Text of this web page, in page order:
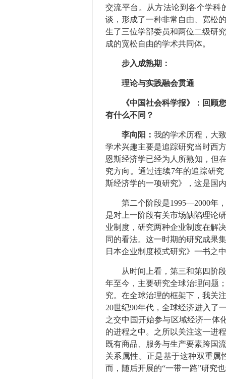
交流平台。从方法论到各个学科
谈，形成了一种非常自由、宽松
生了三位学部委员和两位二级研
成的宽松自由的学术共同体。
步入成熟期：
理论与实践融会贯通
《中国社会科学报》：回顾您
有什么不同？
李向阳： 我的学术历程，大
学术兴趣主要是追踪研究当时西
恩斯经济学已经为人所熟知，但
究方向。通过连续7年的追踪研
斯经济学的一项研究》，这是国
第二个阶段是1995—2000年，
是对上一阶段有关市场缺陷理论
业制度，研究两种企业制度在解
同的看法。这一时期的研究成果
日本企业制度模式研究》一书之
从时间上看，第三和第四阶段
年至今，主要研究全球治理问题
究。在全球治理的框架下，我关
20世纪90年代，全球经济进入了
之交中国开始参与区域经济一体
的进程之中。之所以关注这一进
既有商品、服务与生产要素跨国
关系属性。正是基于这种双重属
而，随后开展的“一带一路”研究